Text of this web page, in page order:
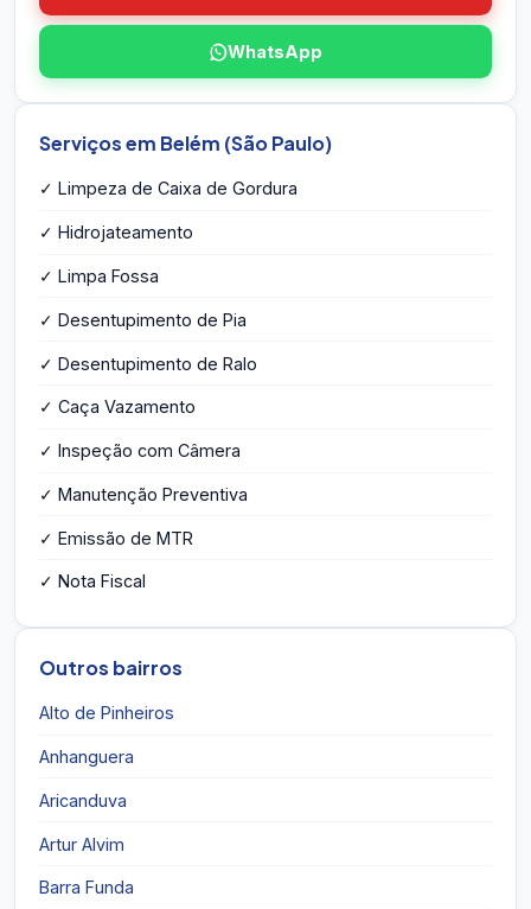
WhatsApp
Serviços em Belém (São Paulo)
✓ Limpeza de Caixa de Gordura
✓ Hidrojateamento
✓ Limpa Fossa
✓ Desentupimento de Pia
✓ Desentupimento de Ralo
✓ Caça Vazamento
✓ Inspeção com Câmera
✓ Manutenção Preventiva
✓ Emissão de MTR
✓ Nota Fiscal
Outros bairros
Alto de Pinheiros
Anhanguera
Aricanduva
Artur Alvim
Barra Funda